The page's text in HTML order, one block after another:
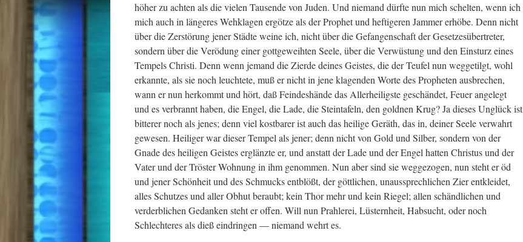
höher zu achten als die vielen Tausende von Juden. Und niemand dürfte nun mich schelten, wenn ich
mich auch in längeres Wehklagen ergötze als der Prophet und heftigeren Jammer erhöbe. Denn nicht
über die Zerstörung jener Städte weine ich, nicht über die Gefangenschaft der Gesetzesübertreter,
sondern über die Verödung einer gottgeweihten Seele, über die Verwüstung und den Einsturz eines
Tempels Christi. Denn wenn jemand die Zierde deines Geistes, die der Teufel nun weggetilgt, wohl
erkannte, als sie noch leuchtete, muß er nicht in jene klagenden Worte des Propheten ausbrechen,
wann er nun herkommt und hört, daß Feindeshände das Allerheiligste geschändet, Feuer angelegt
und es verbrannt haben, die Engel, die Lade, die Steintafeln, den goldnen Krug? Ja dieses Unglück ist
bitterer noch als jenes; denn viel kostbarer ist auch das heilige Geräth, das in, deiner Seele verwahrt
gewesen. Heiliger war dieser Tempel als jener; denn nicht von Gold und Silber, sondern von der
Gnade des heiligen Geistes erglänzte er, und anstatt der Lade und der Engel hatten Christus und der
Vater und der Tröster Wohnung in ihm genommen. Nun aber sind sie weggezogen, nun steht er öd
und jener Schönheit und des Schmucks entblößt, der göttlichen, unaussprechlichen Zier entkleidet,
alles Schutzes und aller Obhut beraubt; kein Thor mehr und kein Riegel; allen schändlichen und
verderblichen Gedanken steht er offen. Will nun Prahlerei, Lüsternheit, Habsucht, oder noch
Schlechteres als dieß eindringen — niemand wehrt es.